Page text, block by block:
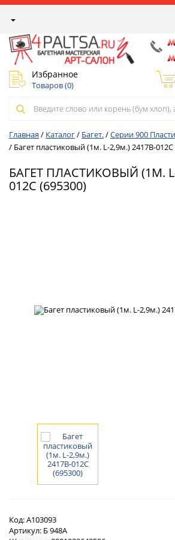
Избранное
Товаров (0)
Главная / Каталог/ Багет./Серии 900
/ Багет пластиковый (1м. L-2,9м.) 2417B-012C
БАГЕТ ПЛАСТИКОВЫЙ (1М.
012C (695300)
Код:А103093
Артикул: Б 948А